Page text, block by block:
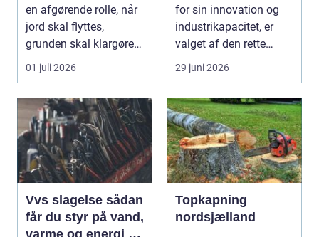
en afgørende rolle, når
jord skal flyttes,
grunden skal klargøres,
eller der ...
01 juli 2026
for sin innovation og
industrikapacitet, er
valget af den rette
industriport a...
29 juni 2026
Vvs slagelse sådan
får du styr på vand,
varme og energi i
Topkapning
nordsjælland